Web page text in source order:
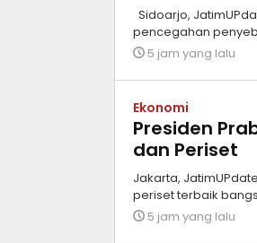
Sidoarjo,
pencegahan
5 jam yang lalu
Ekonomi
Presiden
dan Periset
Jakarta,
periset terbaik
5 jam yang lalu